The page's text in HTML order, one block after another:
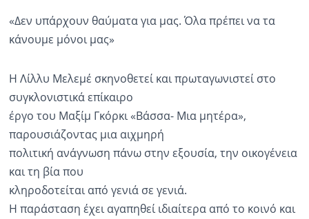
«Δεν υπάρχουν θαύματα για μας. Όλα πρέπει να τα
κάνουμε μόνοι μας»
Η Λίλλυ Μελεμέ σκηνοθετεί και πρωταγωνιστεί στο
συγκλονιστικά επίκαιρο
έργο του Μαξίμ Γκόρκι «Βάσσα- Μια μητέρα»,
παρουσιάζοντας μια αιχμηρή
πολιτική ανάγνωση πάνω στην εξουσία, την οικογένεια
και τη βία που
κληροδοτείται από γενιά σε γενιά.
Η παράσταση έχει αγαπηθεί ιδιαίτερα από το κοινό και